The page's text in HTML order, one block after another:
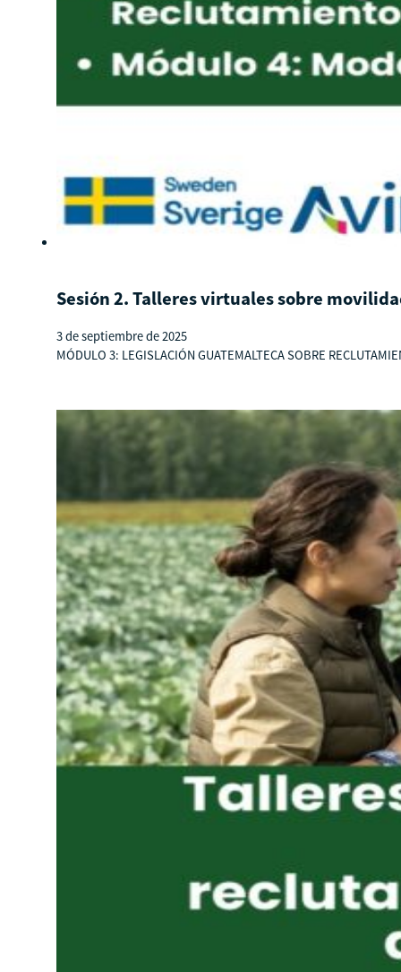
Sesión 2. Talleres virtuales sobre
3 de septiembre de 2025
MÓDULO 3: LEGISLACIÓN GUATEMALTECA SOBRE